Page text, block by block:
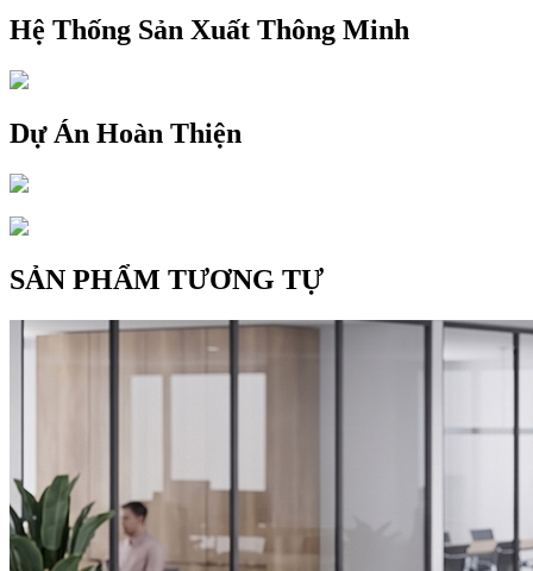
Hệ Thống Sản Xuất Thông Minh
Dự Án Hoàn Thiện
SẢN PHẨM TƯƠNG TỰ